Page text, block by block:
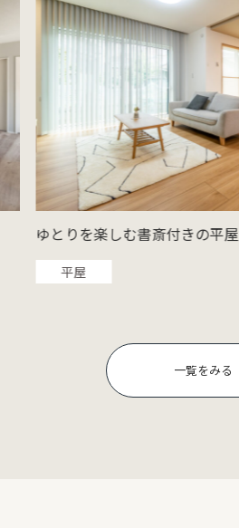
ゆとりを楽しむ書斎付きの平屋
平屋
一覧をみる